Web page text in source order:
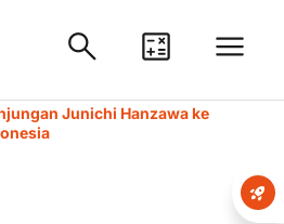
Junichi Hanzawa ke